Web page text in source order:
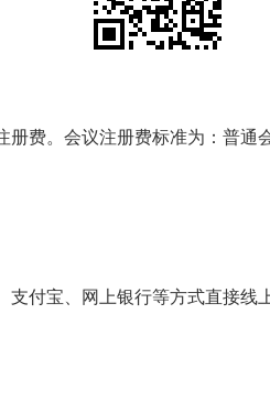
册费。会议注册费标准为：普通
支付宝、网上银行等方式直接线